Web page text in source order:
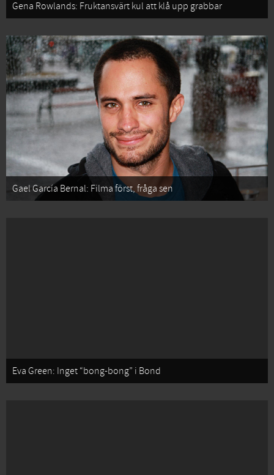
Gena Rowlands: Fruktansvärt kul att klå upp grabbar
Gael García Bernal: Filma först, fråga sen
Eva Green: Inget “bong-bong” i Bond